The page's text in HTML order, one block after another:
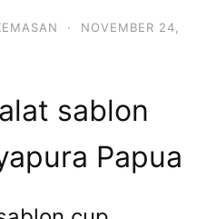
·
NOVEMBER 24,
sablon
Papua